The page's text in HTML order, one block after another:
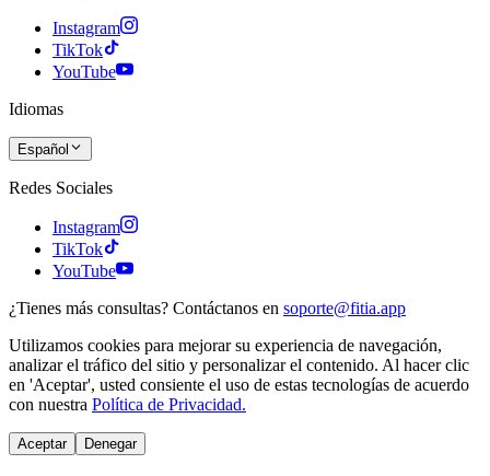
Instagram
TikTok
YouTube
Idiomas
Español
Redes Sociales
Instagram
TikTok
YouTube
¿Tienes más consultas? Contáctanos en soporte@fitia.app
Utilizamos cookies para mejorar su experiencia de navegación,
analizar el tráfico del sitio y personalizar el contenido. Al hacer clic
en 'Aceptar', usted consiente el uso de estas tecnologías de acuerdo
con nuestra Política de Privacidad.
Aceptar Denegar